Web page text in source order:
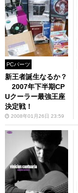
PCパーツ
新王者誕生なるか？
2007年下半期CP
Uクーラー最強王座
決定戦！
2008年01月26日 23:59